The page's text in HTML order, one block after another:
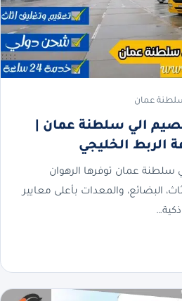
عمان
الي سلطنة عمان |
عمان توفرها الرهوان
البضائع، والمعدات بأعلى معايير